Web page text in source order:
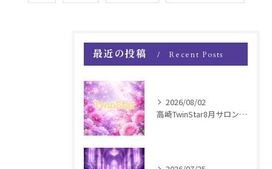
最近の投稿 Recent Posts
2026/08/02
高崎TwinStar8月サロンお知らせ